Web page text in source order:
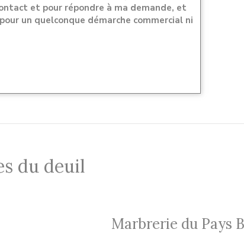
et pour répondre à ma demande, et
un quelconque démarche commercial ni
du deuil
Marbrerie du Pays